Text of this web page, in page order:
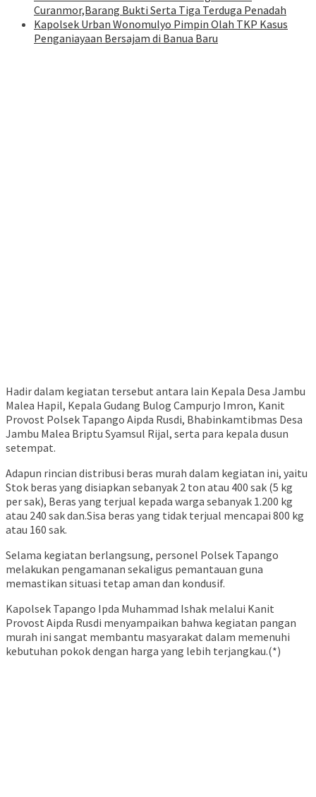
Curanmor,Barang Bukti Serta Tiga Terduga Penadah
Kapolsek Urban Wonomulyo Pimpin Olah TKP Kasus
Penganiayaan Bersajam di Banua Baru
Hadir dalam kegiatan tersebut antara lain Kepala Desa Jambu
Malea Hapil, Kepala Gudang Bulog Campurjo Imron, Kanit
Provost Polsek Tapango Aipda Rusdi, Bhabinkamtibmas Desa
Jambu Malea Briptu Syamsul Rijal, serta para kepala dusun
setempat.
Adapun rincian distribusi beras murah dalam kegiatan ini, yaitu
Stok beras yang disiapkan sebanyak 2 ton atau 400 sak (5 kg
per sak), Beras yang terjual kepada warga sebanyak 1.200 kg
atau 240 sak dan.Sisa beras yang tidak terjual mencapai 800 kg
atau 160 sak.
Selama kegiatan berlangsung, personel Polsek Tapango
melakukan pengamanan sekaligus pemantauan guna
memastikan situasi tetap aman dan kondusif.
Kapolsek Tapango Ipda Muhammad Ishak melalui Kanit
Provost Aipda Rusdi menyampaikan bahwa kegiatan pangan
murah ini sangat membantu masyarakat dalam memenuhi
kebutuhan pokok dengan harga yang lebih terjangkau.(*)